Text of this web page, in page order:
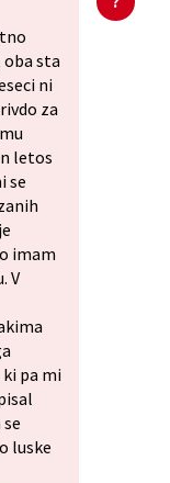
sta
ni
za
letos
se
imam
V
pa mi
luske